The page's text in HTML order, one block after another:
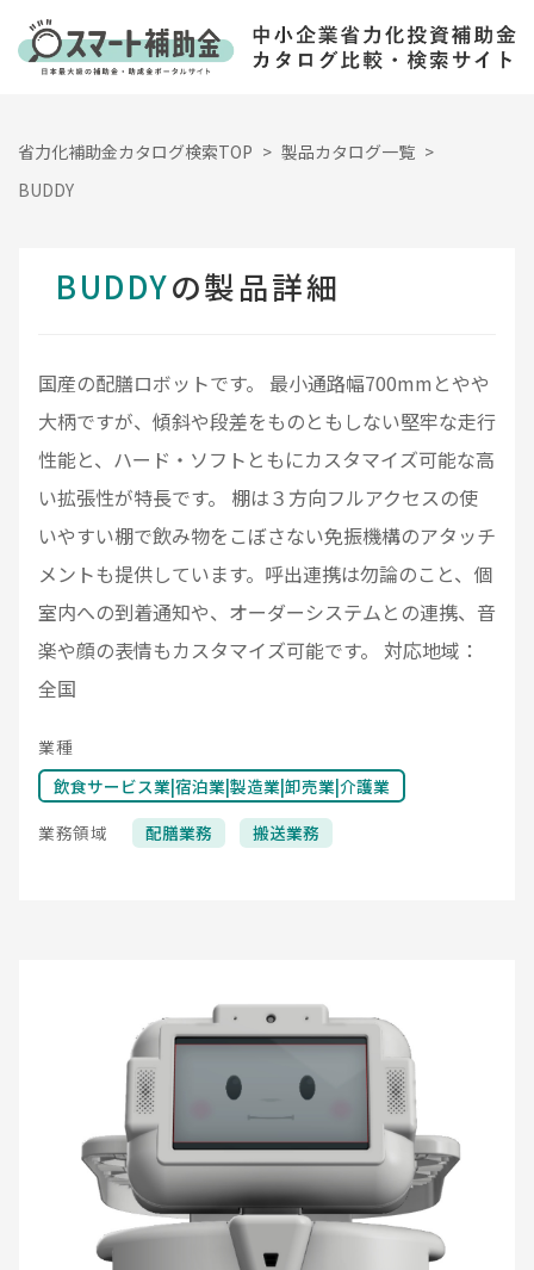
省力化補助金カタログ検索TOP
製品カタログ一覧
BUDDY
BUDDYの製品詳細
国産の配膳ロボットです。 最小通路幅700mmとやや
大柄ですが、傾斜や段差をものともしない堅牢な走行
性能と、ハード・ソフトともにカスタマイズ可能な高
い拡張性が特長です。 棚は３方向フルアクセスの使
いやすい棚で飲み物をこぼさない免振機構のアタッチ
メントも提供しています。呼出連携は勿論のこと、個
室内への到着通知や、オーダーシステムとの連携、音
楽や顔の表情もカスタマイズ可能です。 対応地域：
全国
業種
飲食サービス業|宿泊業|製造業|卸売業|介護業
業務領域
配膳業務 搬送業務